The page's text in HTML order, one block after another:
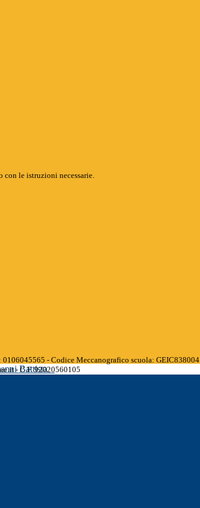
le istruzioni necessarie.
Battista
- Codice Meccanografico scuola: GEIC838004
- C.F. 92020560105